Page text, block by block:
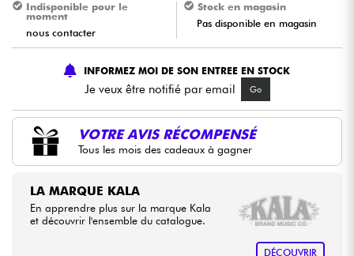
Eveil Musical
Câbles & Access.
HiFi
Voir nos marques
Indisponible pour le
moment
nous contacter
Stock en magasin
Pas disponible en magasin
INFORMEZ MOI DE SON ENTREE EN STOCK
Je veux être notifié par email Go
VOTRE AVIS RÉCOMPENSÉ
Tous les mois des cadeaux à gagner
LA MARQUE KALA
En apprendre plus sur la marque Kala
et découvrir l'ensemble du catalogue.
DÉCOUVRIR